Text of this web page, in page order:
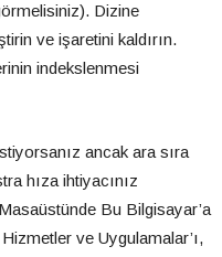
Dizine
ve işaretini kaldırın.
indekslenmesi
ancak ara sıra
hıza ihtiyacınız
Bu Bilgisayar’a
ve Uygulamalar’ı,